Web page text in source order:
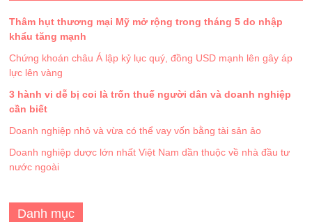
Thâm hụt thương mại Mỹ mở rộng trong tháng 5 do nhập
khẩu tăng mạnh
Chứng khoán châu Á lập kỷ lục quý, đồng USD mạnh lên gây áp
lực lên vàng
3 hành vi dễ bị coi là trốn thuế người dân và doanh nghiệp
cần biết
Doanh nghiệp nhỏ và vừa có thể vay vốn bằng tài sản ảo
Doanh nghiệp dược lớn nhất Việt Nam dần thuộc về nhà đầu tư
nước ngoài
Danh mục